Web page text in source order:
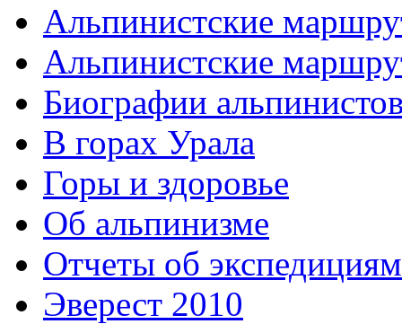
Альпинистские
Альпинистские
Биографии
В горах Урала
Горы и здоровье
Об альпинизме
Отчеты об экспедициям
Эверест 2010